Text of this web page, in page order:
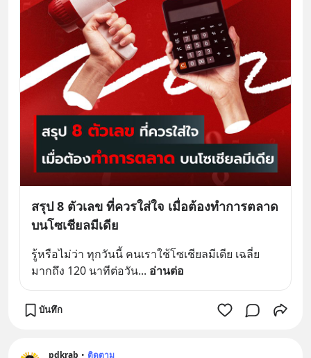
สรุป 8 ตัวเลข ที่ควรใส่ใจ เมื่อต้องทำการตลาด
บนโซเชียลมีเดีย
รู้หรือไม่ว่า ทุกวันนี้ คนเราใช้โซเชียลมีเดีย เฉลี่ย
มากถึง 120 นาทีต่อวัน... อ่านต่อ
บันทึก
pdkrab • ติดตาม